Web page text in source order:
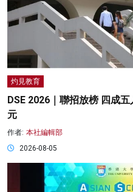
灼見教育
DSE 2026｜聯招放榜 四成
元
作者: 本社編輯部
2026-08-05